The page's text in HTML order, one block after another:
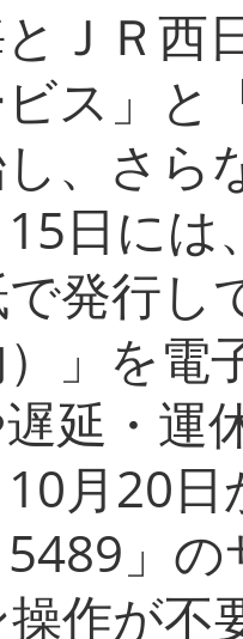
ＪＲ西
ビス」
、さら
日に
発行し
」を電
延・運
月20
」
作が不